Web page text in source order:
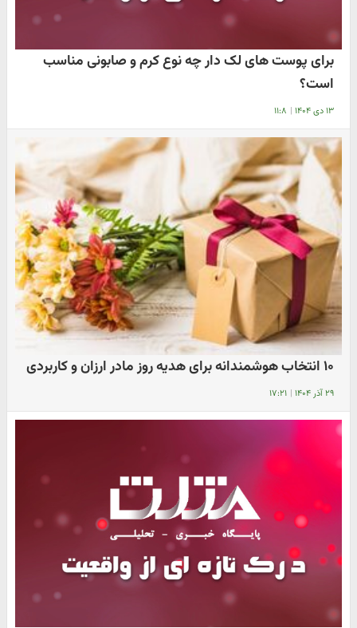
برای پوست های لک دار چه نوع کرم و صابونی مناسب
است؟
۱۳ دی ۱۴۰۴ | ۱۱:۸
۱۰ انتخاب هوشمندانه برای هدیه روز مادر ارزان و کاربردی
۲۹ آذر ۱۴۰۴ | ۱۷:۲۱